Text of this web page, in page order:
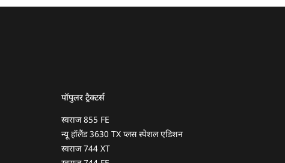
पॉपुलर ट्रैक्टर्स
स्वराज 855 FE
न्यू हॉलैंड 3630 TX प्लस स्पेशल एडिशन
स्वराज 744 XT